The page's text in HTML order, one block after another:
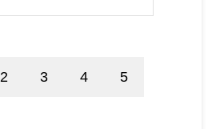
2 3 4 5